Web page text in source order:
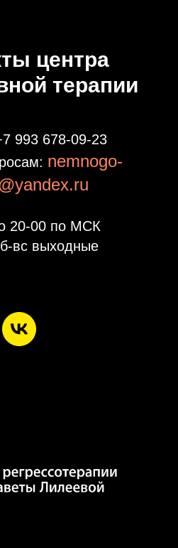
центра
терапии
993 678‑09‑23
nemnogo-
20-00 по МСК
вс выходные